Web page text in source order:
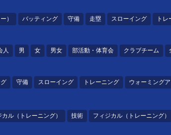
） バッティング 守備 走塁 スローイング ト
人 男 女 男女 部活動・体育会 クラブチーム
守備 スローイング トレーニング ウォーミング
カル（トレーニング） 技術 フィジカル（トレーニング）